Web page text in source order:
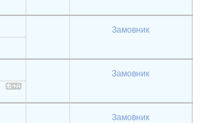
Замовник
Замовник
Замовник